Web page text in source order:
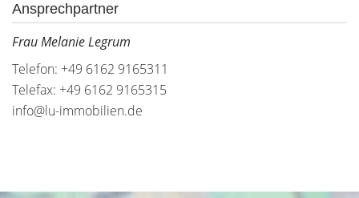
Ansprechpartner
Frau Melanie Legrum
Telefon: +49 6162 9165311
Telefax: +49 6162 9165315
info@lu-immobilien.de